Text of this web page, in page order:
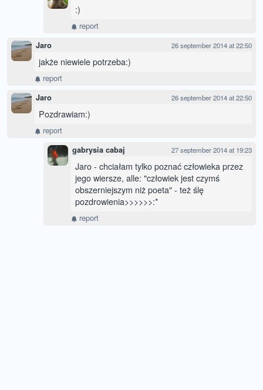
:)
report
Jaro 26 september 2014 at 22:50
jakże niewiele potrzeba:)
report
Jaro 26 september 2014 at 22:50
Pozdrawiam:)
report
gabrysia cabaj 27 september 2014 at 19:23
Jaro - chciałam tylko poznać człowieka przez
jego wiersze, alle: "człowiek jest czymś
obszerniejszym niż poeta" - też ślę
pozdrowienia>>>>>>:*
report